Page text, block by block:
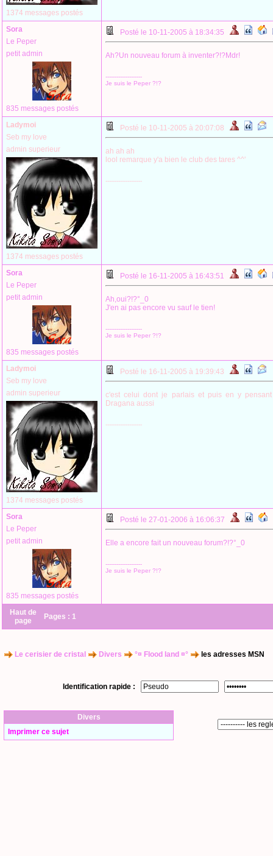
1374 messages postés
Sora
Le Peper
petit admin
835 messages postés
Posté le 10-11-2005 à 18:34:35
Ah?Un nouveau forum à inventer?!?Mdr!
--------------------
Je suis le Peper ?!?
Ladymoi
Seb my love
admin superieur
1374 messages postés
Posté le 10-11-2005 à 20:07:08
ah ah ah
lool remarque y'a bien le club des tares ^^'
--------------------
Sora
Le Peper
petit admin
835 messages postés
Posté le 16-11-2005 à 16:43:51
Ah,oui?!?°_0
J'en ai pas encore vu sauf le tien!
--------------------
Je suis le Peper ?!?
Ladymoi
Seb my love
admin superieur
1374 messages postés
Posté le 16-11-2005 à 19:39:43
c'est celui dont je parlais et puis en y
Dragana aussi
--------------------
Sora
Le Peper
petit admin
835 messages postés
Posté le 27-01-2006 à 16:06:37
Elle a encore fait un nouveau forum?!?°_0
--------------------
Je suis le Peper ?!?
Haut de
page
Pages : 1
Le cerisier de cristal Divers °¤ Flood land ¤° les adresses MSN
Identification rapide :
Divers
Imprimer ce sujet